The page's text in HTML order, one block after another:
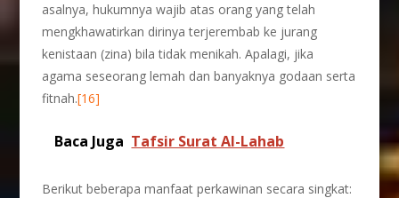
asalnya, hukumnya wajib atas orang yang telah
mengkhawatirkan dirinya terjerembab ke jurang
kenistaan (zina) bila tidak menikah. Apalagi, jika
agama seseorang lemah dan banyaknya godaan serta
fitnah.[16]
Baca Juga Tafsir Surat Al-Lahab
Berikut beberapa manfaat perkawinan secara singkat: